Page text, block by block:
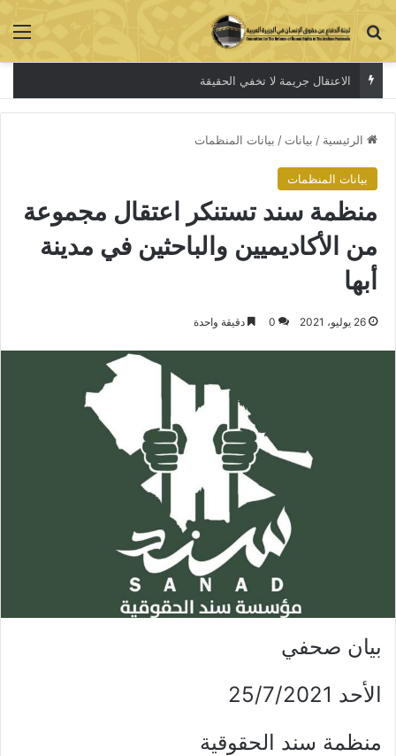
بحث عن
الاعتقال جريمة لا تخفي الحقيقة
الرئيسية / بيانات / بيانات المنظمات
بيانات المنظمات
منظمة سند تستنكر اعتقال مجموعة
من الأكاديميين والباحثين في مدينة
أبها
26 يوليو، 2021 0 دقيقة واحدة
بيان صحفي
الأحد 25/7/2021
منظمة سند الحقوقية